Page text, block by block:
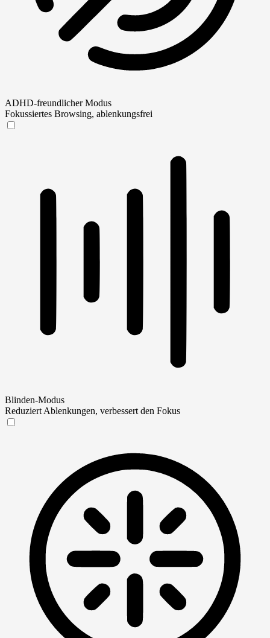
ADHD-freundlicher Modus
Fokussiertes Browsing, ablenkungsfrei
Blinden-Modus
Reduziert Ablenkungen, verbessert den Fokus